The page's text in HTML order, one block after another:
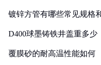
镀锌方管有哪些常见规格
D400球墨铸铁井盖重多少
覆膜砂的耐高温性能如何